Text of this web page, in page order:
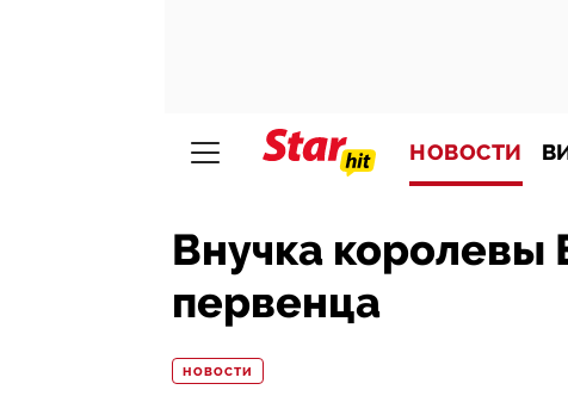
НОВОСТИ
Внучка королевы
первенца
НОВОСТИ